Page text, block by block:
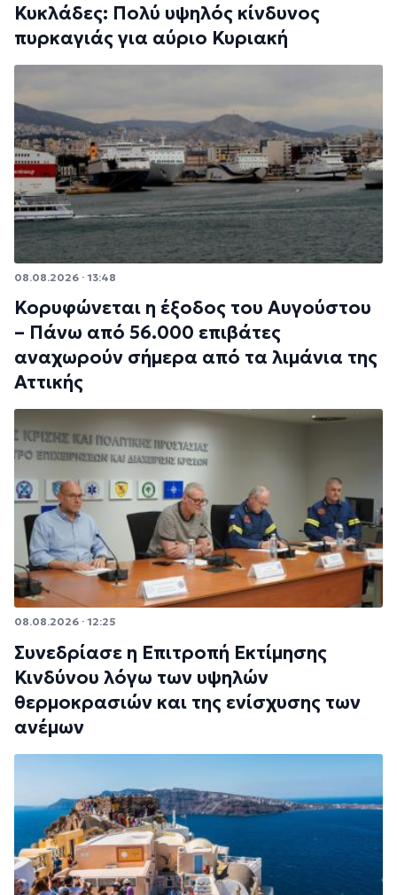
Κυκλάδες: Πολύ υψηλός κίνδυνος
πυρκαγιάς για αύριο Κυριακή
08.08.2026 · 13:48
Κορυφώνεται η έξοδος του Αυγούστου
– Πάνω από 56.000 επιβάτες
αναχωρούν σήμερα από τα λιμάνια της
Αττικής
08.08.2026 · 12:25
Συνεδρίασε η Επιτροπή Εκτίμησης
Κινδύνου λόγω των υψηλών
θερμοκρασιών και της ενίσχυσης των
ανέμων